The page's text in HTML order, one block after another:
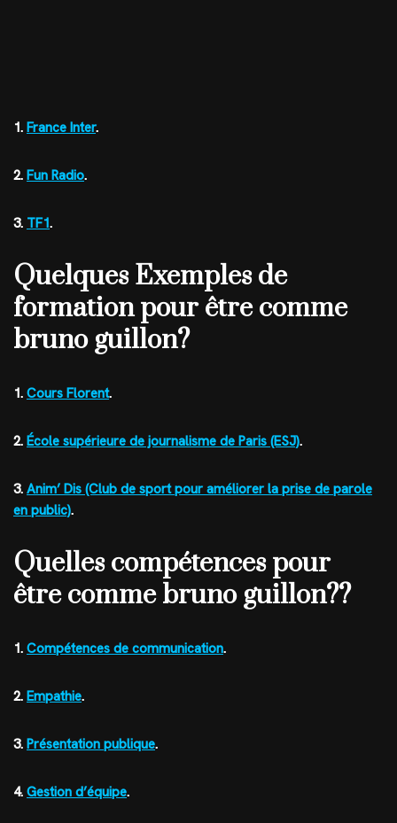
1. France Inter.
2. Fun Radio.
3. TF1.
Quelques Exemples de
formation pour être comme
bruno guillon?
1. Cours Florent.
2. École supérieure de journalisme de Paris (ESJ).
3. Anim’ Dis (Club de sport pour améliorer la prise de parole
en public).
Quelles compétences pour
être comme bruno guillon??
1. Compétences de communication.
2. Empathie.
3. Présentation publique.
4. Gestion d’équipe.